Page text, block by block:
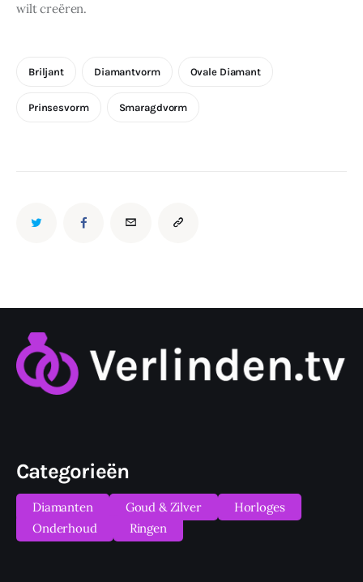
wilt creëren.
Briljant Diamantvorm Ovale Diamant
Prinsesvorm Smaragdvorm
Categorieën
Diamanten Goud & Zilver
Horloges
Onderhoud
Ringen